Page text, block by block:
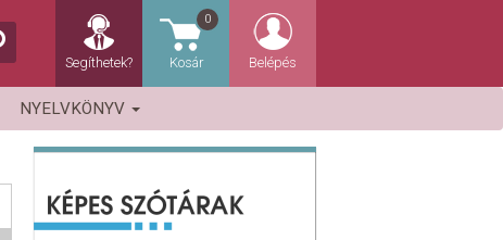
Belépés
Kosár
0
Segíthetek?
NYELVKÖNYV